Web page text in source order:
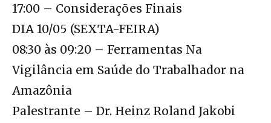
17:00 – Considerações Finais
DIA 10/05 (SEXTA-FEIRA)
08:30 às 09:20 – Ferramentas Na
Vigilância em Saúde do Trabalhador na
Amazônia
Palestrante – Dr. Heinz Roland Jakobi